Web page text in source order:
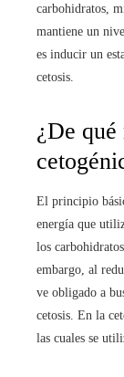
carbohidratos,
mantiene un
es inducir un
cetosis.
¿De
El principio
energía que
los
embargo, al
ve obligado a
cetosis. En la
las cuales se